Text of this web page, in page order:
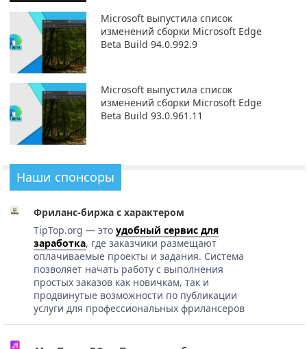
Microsoft выпустила список
изменений сборки Microsoft Edge
Beta Build 94.0.992.9
Microsoft выпустила список
изменений сборки Microsoft Edge
Beta Build 93.0.961.11
Наши спонсоры
Фриланс-биржа с характером
TipTop.org — это удобный сервис для
заработка, где заказчики размещают
оплачиваемые проекты и задания. Система
позволяет начать работу с выполнения
простых заказов как новичкам, так и
продвинутые возможности по публикации
услуги для профессиональных фрилансеров